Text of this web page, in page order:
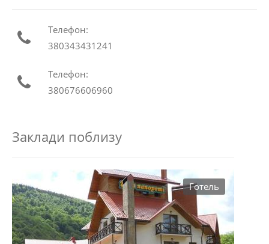
Телефон:
380343431241
Телефон:
380676606960
Заклади поблизу
Готель